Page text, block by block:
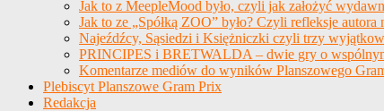
Jak to z MeepleMood było, czyli jak założyć
Jak to ze „Spółką ZOO” było? Czyli refleksje autora
Najeźdźcy, Sąsiedzi i Księżniczki czyli trzy
PRINCIPES i BRETWALDA – dwie gry o
Komentarze mediów do wyników Planszowego
Plebiscyt Planszowe Gram Prix
Redakcja